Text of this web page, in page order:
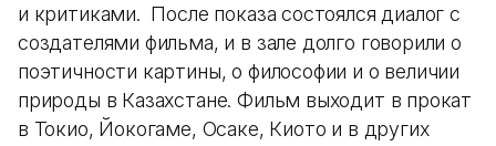
и критиками. После показа состоялся диалог с
создателями фильма, и в зале долго говорили о
поэтичности картины, о философии и о величии
природы в Казахстане. Фильм выходит в прокат
в Токио, Йокогаме, Осаке, Киото и в других